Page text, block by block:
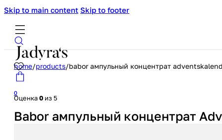
Skip to main content Skip to footer
0
home/products/babor ампульный концентрат
Оценка0 из 5
Babor ампульный концентрат